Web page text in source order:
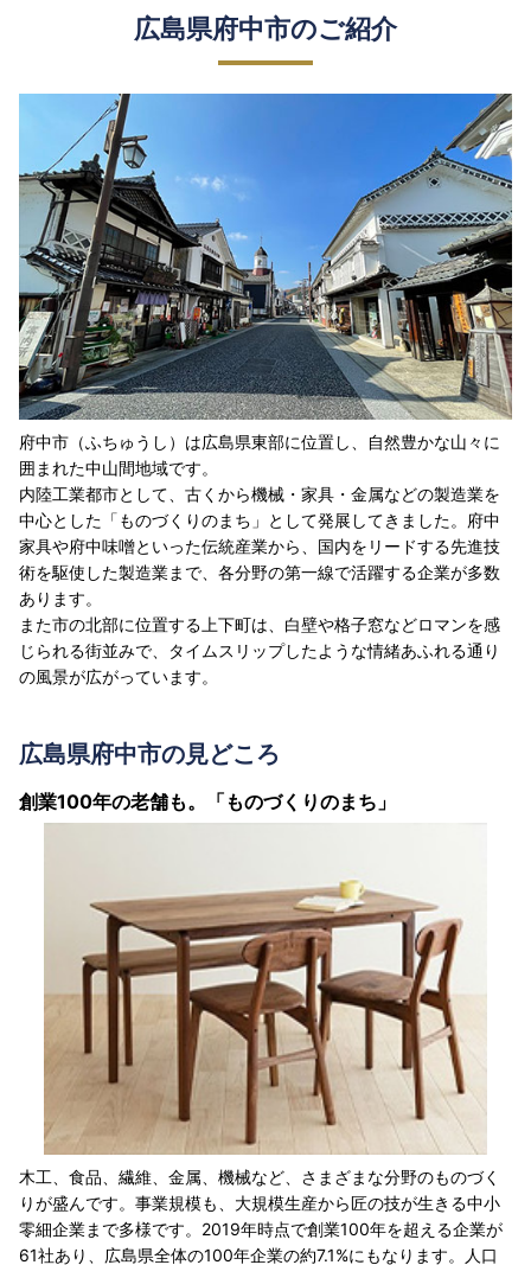
広島県府中市のご紹介
府中市（ふちゅうし）は広島県東部に位置し、自然豊かな山々に
囲まれた中山間地域です。
内陸工業都市として、古くから機械・家具・金属などの製造業を
中心とした「ものづくりのまち」として発展してきました。府中
家具や府中味噌といった伝統産業から、国内をリードする先進技
術を駆使した製造業まで、各分野の第一線で活躍する企業が多数
あります。
また市の北部に位置する上下町は、白壁や格子窓などロマンを感
じられる街並みで、タイムスリップしたような情緒あふれる通り
の風景が広がっています。
広島県府中市の見どころ
創業100年の老舗も。「ものづくりのまち」
木工、食品、繊維、金属、機械など、さまざまな分野のものづく
りが盛んです。事業規模も、大規模生産から匠の技が生きる中小
零細企業まで多様です。2019年時点で創業100年を超える企業が
61社あり、広島県全体の100年企業の約7.1%にもなります。人口